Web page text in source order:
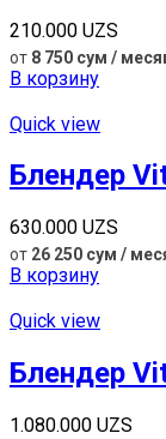
210.000 UZS
от 8 750 сум /
В корзину
Quick view
Блендер
630.000 UZS
от 26 250 сум /
В корзину
Quick view
Блендер
1.080.000 UZS